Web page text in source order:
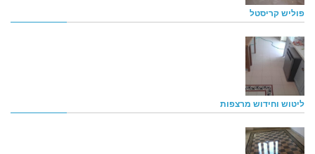
פוליש קריסטל
ליטוש וחידוש מרצפות